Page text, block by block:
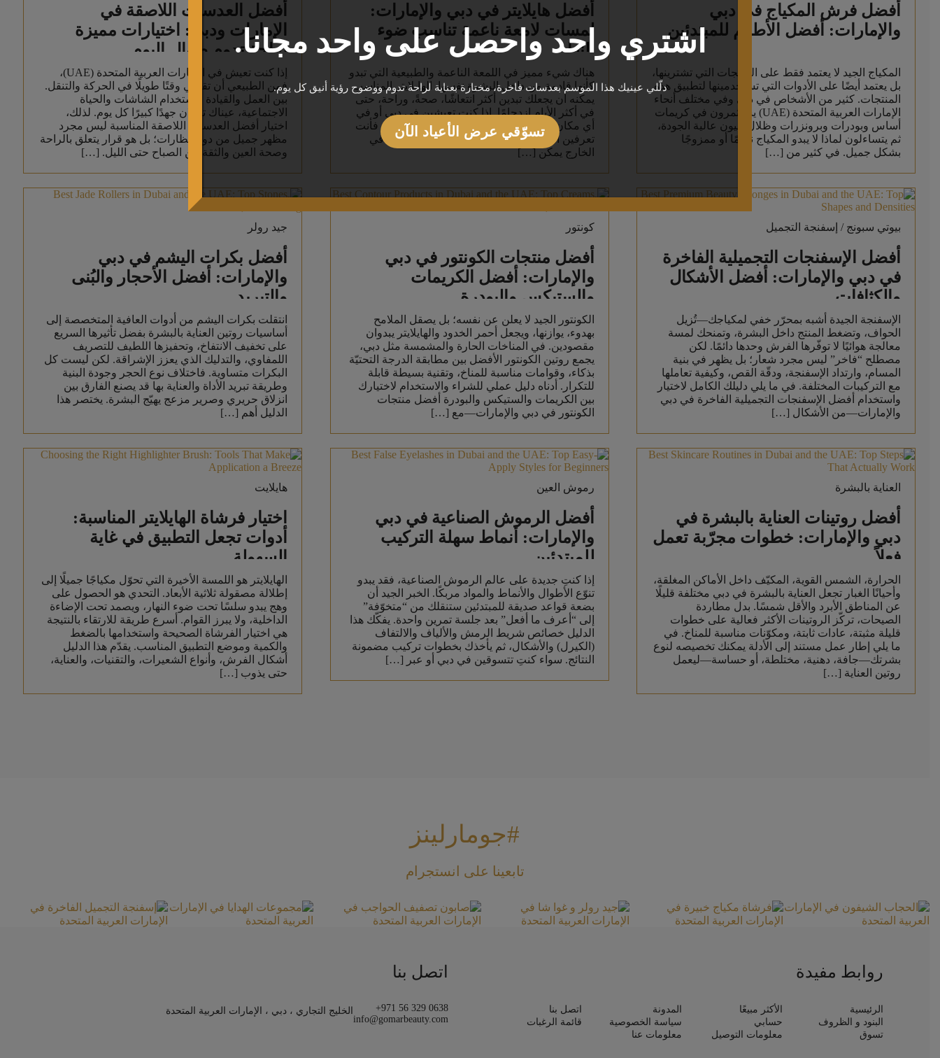
أفضل فرش المكياج في دبي
والإمارات: أفضل الأطقم للمبتدئين
المكياج الجيد لا يعتمد فقط على المنتجات التي تشترينها،
بل يعتمد أيضًا على الأدوات التي تستخدمينها لتطبيق هذه
المنتجات. كثير من الأشخاص في دبي وفي مختلف أنحاء
الإمارات العربية المتحدة (UAE) يستثمرون في كريمات
أساس وبودرات وبرونزرات وظلال عيون عالية الجودة،
ثم يتساءلون لماذا لا يبدو المكياج ناعمًا أو ممزوجًا
بشكل جميل. في كثير من […]
أفضل هايلايتر في دبي والإمارات:
لمسات لامعة ناعمة تناسب ضوء
النهار
هناك شيء مميز في اللمعة الناعمة والطبيعية التي تبدو
كأنها قادمة من داخل البشرة نفسها. الهايلايتر المناسب
يمكنه أن يجعلك تبدين أكثر انتعاشًا، صحةً، وراحة، حتى
في أكثر الأيام ازدحامًا. إذا كنت تعيشين في دبي أو في
أي مكان داخل الإمارات العربية المتحدة (UAE)، فأنت
تعرفين أن ضوء النهار القوي والأجواء المشرقة في
الخارج يمكن […]
أفضل العدسات اللاصقة في
الإمارات ودبي: اختيارات مميزة
لراحة تدوم طوال اليوم
إذا كنت تعيش في الإمارات العربية المتحدة (UAE)،
فمن الطبيعي أن تقضي وقتًا طويلًا في الحركة والتنقل.
بين العمل والقيادة واستخدام الشاشات والحياة
الاجتماعية، عيناك تبذلان جهدًا كبيرًا كل يوم. لذلك،
اختيار أفضل العدسات اللاصقة المناسبة ليس مجرد
مظهر جميل من دون نظارات؛ بل هو قرار يتعلق بالراحة
وصحة العين والثقة من الصباح حتى الليل. […]
بيوتي سبونج / إسفنجة التجميل
أفضل الإسفنجات التجميلية الفاخرة
في دبي والإمارات: أفضل الأشكال
والكثافات
الإسفنجة الجيدة أشبه بمحرّر خفي لمكياجك—تُزيل
الحواف، وتضغط المنتج داخل البشرة، وتمنحك لمسة
معالجة هوائيًا لا توفّرها الفرش وحدها دائمًا. لكن
مصطلح “فاخر” ليس مجرد شعار؛ بل يظهر في بنية
المسام، وارتداد الإسفنجة، ودقّة القص، وكيفية تعاملها
مع التركيبات المختلفة. في ما يلي دليلك الكامل لاختيار
واستخدام أفضل الإسفنجات التجميلية الفاخرة في دبي
والإمارات—من الأشكال […]
كونتور
أفضل منتجات الكونتور في دبي
والإمارات: أفضل الكريمات
والستيكس والبودرة
الكونتور الجيد لا يعلن عن نفسه؛ بل يصقل الملامح
بهدوء، يوازنها، ويجعل أحمر الخدود والهايلايتر يبدوان
مقصودين. في المناخات الحارة والمشمسة مثل دبي،
يجمع روتين الكونتور الأفضل بين مطابقة الدرجة التحتيّة
بذكاء، وقوامات مناسبة للمناخ، وتقنية بسيطة قابلة
للتكرار. أدناه دليل عملي للشراء والاستخدام لاختيارك
بين الكريمات والستيكس والبودرة أفضل منتجات
الكونتور في دبي والإمارات—مع […]
جيد رولر
أفضل بكرات اليشم في دبي
والإمارات: أفضل الأحجار والبُنى
والتبريد
انتقلت بكرات اليشم من أدوات العافية المتخصصة إلى
أساسيات روتين العناية بالبشرة بفضل تأثيرها السريع
على تخفيف الانتفاخ، وتحفيزها اللطيف للتصريف
اللمفاوي، والتدليك الذي يعزز الإشراقة. لكن ليست كل
البكرات متساوية. فاختلاف نوع الحجر وجودة البنية
وطريقة تبريد الأداة والعناية بها قد يصنع الفارق بين
انزلاق حريري وصرير مزعج يهيّج البشرة. يختصر هذا
الدليل أهم […]
العناية بالبشرة
أفضل روتينات العناية بالبشرة في
دبي والإمارات: خطوات مجرّبة تعمل
فعلاً
الحرارة، الشمس القوية، المكيّف داخل الأماكن المغلقة،
وأحيانًا الغبار تجعل العناية بالبشرة في دبي مختلفة قليلًا
عن المناطق الأبرد والأقل شمسًا. بدل مطاردة
الصيحات، تركّز الروتينات الأكثر فعالية على خطوات
قليلة مثبتة، عادات ثابتة، ومكوّنات مناسبة للمناخ. في
ما يلي إطار عمل مستند إلى الأدلة يمكنك تخصيصه لنوع
بشرتك—جافة، دهنية، مختلطة، أو حساسة—ليعمل
روتين العناية […]
رموش العين
أفضل الرموش الصناعية في دبي
والإمارات: أنماط سهلة التركيب
للمبتدئين
إذا كنتِ جديدة على عالم الرموش الصناعية، فقد يبدو
تنوّع الأطوال والأنماط والمواد مربكًا. الخبر الجيد أن
بضعة قواعد صديقة للمبتدئين ستنقلك من “متخوّفة”
إلى “أعرف ما أفعل” بعد جلسة تمرين واحدة. يفكّك هذا
الدليل خصائص شريط الرمش والألياف والالتفاف
(الكيرل) والأشكال، ثم يأخذك بخطوات تركيب مضمونة
النتائج. سواء كنتِ تتسوقين في دبي أو عبر […]
هايلايت
اختيار فرشاة الهايلايتر المناسبة:
أدوات تجعل التطبيق في غاية
السهولة
الهايلايتر هو اللمسة الأخيرة التي تحوّل مكياجًا جميلًا إلى
إطلالة مصقولة ثلاثية الأبعاد. التحدي هو الحصول على
وهج يبدو سلسًا تحت ضوء النهار، ويصمد تحت الإضاءة
الداخلية، ولا يبرز القوام. أسرع طريقة للارتقاء بالنتيجة
هي اختيار الفرشاة الصحيحة واستخدامها بالضغط
والكمية وموضع التطبيق المناسب. يقدّم هذا الدليل
أشكال الفرش، وأنواع الشعيرات، والتقنيات، والعناية،
حتى يذوب […]
#جومارلينز
تابعينا على انستجرام
روابط مفيدة
الرئيسية الأكثر مبيعًا المدونة
اتصل بنا
البنود و الظروف
حسابي سياسة الخصوصية
قائمة الرغبات
تسوق
معلومات التوصيل معلومات عنا
اتصل بنا
+971 56 329 0638
info@gomarbeauty.com
الخليج التجاري ، دبي ، الإمارات العربية المتحدة
اشتري واحد واحصل على واحد مجانا.
دلّلي عينيك هذا الموسم بعدسات فاخرة، مختارة بعناية لراحة تدوم ووضوح رؤية أنيق كل يوم.
تسوّقي عرض الأعياد الآن